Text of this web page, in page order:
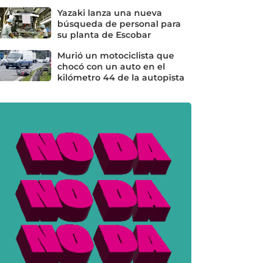
Yazaki lanza una nueva
búsqueda de personal para
su planta de Escobar
Murió un motociclista que
chocó con un auto en el
kilómetro 44 de la autopista